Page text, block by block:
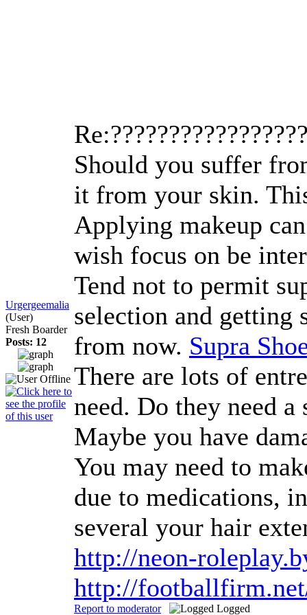
Urgergeemalia
(User)
Fresh Boarder
Posts: 12
Should you suffer
it from your skin.
Applying makeup
wish focus on be
Tend not to permit
selection and
from now. Supra
There are lots of
need. Do they need
Maybe you have
You may need to
due to medications,
several your hair
http://neon-
http://
Report to moderator Logged